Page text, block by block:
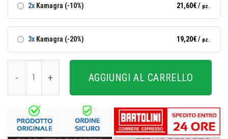
2x Kamagra (-10%) 21,60€/ pz.
3x Kamagra (-20%) 19,20€/ pz.
AGGIUNGI AL CARRELLO